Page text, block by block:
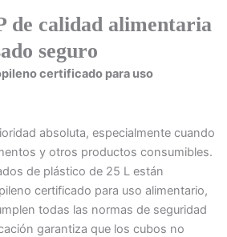
de calidad alimentaria
seguro
certificado para uso
absoluta, especialmente cuando
y otros productos consumibles.
de plástico de 25 L están
certificado para uso alimentario,
todas las normas de seguridad
garantiza que los cubos no